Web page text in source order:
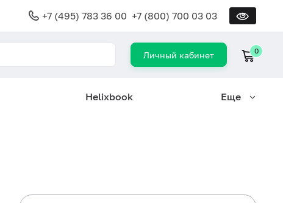
+7 (495) 783 36 00 +7 (800) 700 03 03
Личный кабинет 0
Helixbook Еще